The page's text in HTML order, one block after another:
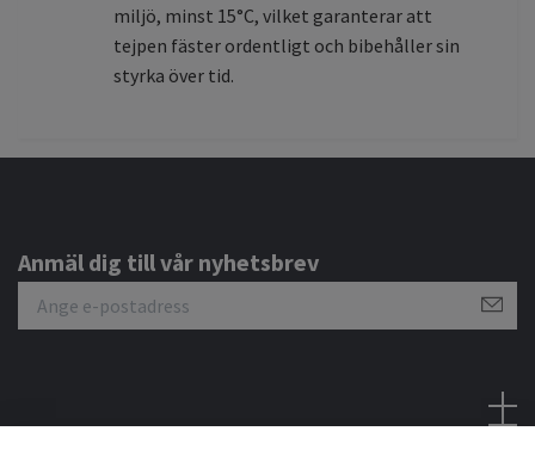
miljö, minst 15°C, vilket garanterar att
tejpen fäster ordentligt och bibehåller sin
styrka över tid.
Anmäl dig till vår nyhetsbrev